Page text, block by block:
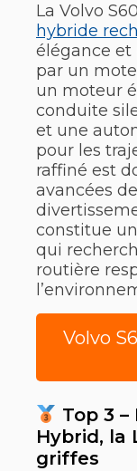
La Volvo
hybride
élégance et
par un
un moteur
conduite
et une
pour les
raffiné est
avancées
constitue
qui
routière
Volvo
Top 3
Hybrid, la
griffes